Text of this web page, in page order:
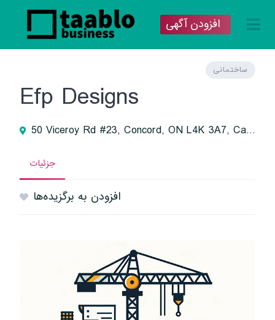
افزودن آگهی
ساختمانی
Efp Designs
50 Viceroy Rd #23, Concord, ON L4K 3A7, Canada
جزئیات
افزودن به برگزیده‌ها